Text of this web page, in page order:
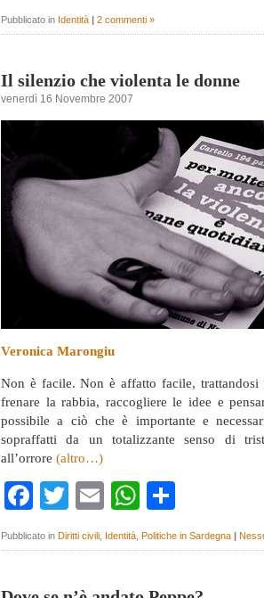
Pubblicato in Identità | 2 commenti »
Il silenzio che violenta le donne
venerdì 16 Novembre 2007
Veronica Marongiu
Non è facile. Non è affatto facile,
frenare la rabbia, raccogliere le idee e
possibile a ciò che è importante e
sopraffatti da un totalizzante senso di
all’orrore (altro…)
Facebook
TwitterEmailWhatsApp
Pubblicato in Diritti civili, Identità, Politiche in Sardegna